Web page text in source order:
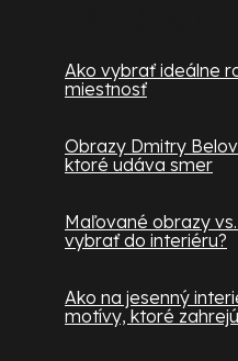
Ako vybrať ideálne
miestnosť
Obrazy Dmitry
ktoré udáva smer
Maľované obrazy
vybrať do interiéru?
Ako na jesenný
motívy, ktoré zahrejú